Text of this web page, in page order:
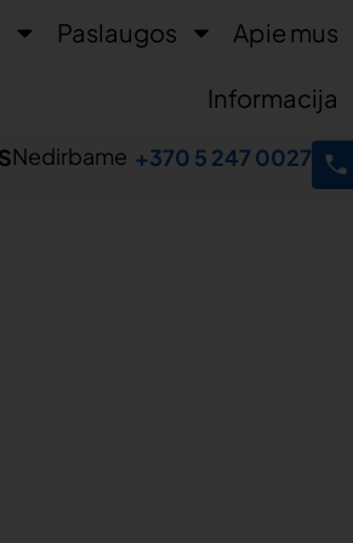
Paslaugos Apie mus
Informacija
SNedirbame +370 5 247 0027